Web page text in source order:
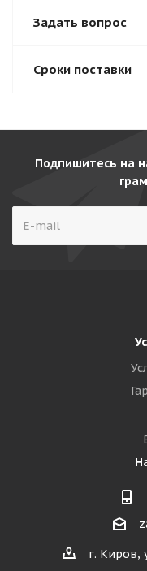
Задать вопрос
Сроки поставки
Подпишитесь на
г. Киров,